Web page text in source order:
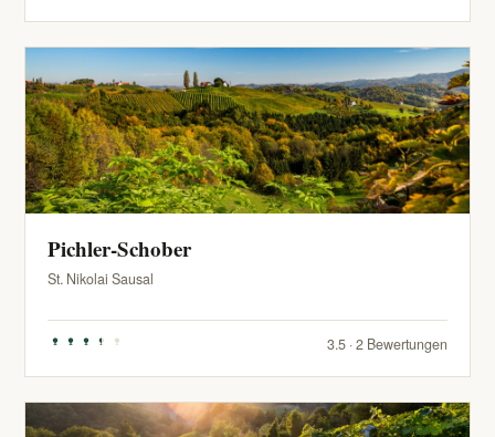
Pichler-Schober
St. Nikolai Sausal
3.5 · 2 Bewertungen